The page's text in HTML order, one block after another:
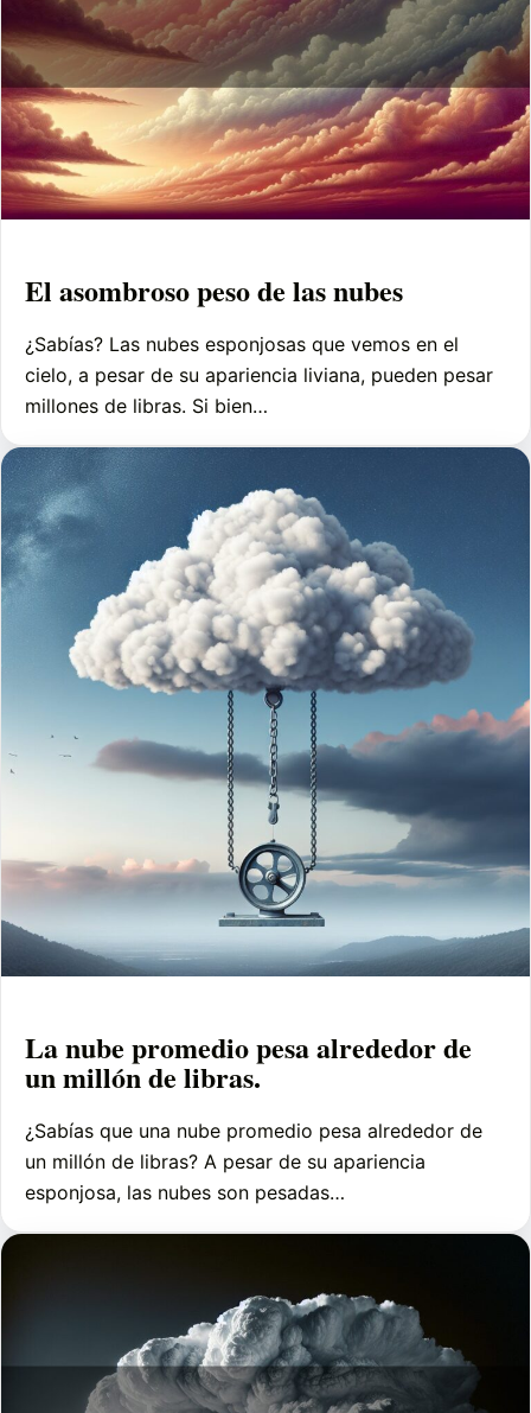
El asombroso peso de las nubes
¿Sabías? Las nubes esponjosas que vemos en el
cielo, a pesar de su apariencia liviana, pueden pesar
millones de libras. Si bien…
La nube promedio pesa alrededor de
un millón de libras.
¿Sabías que una nube promedio pesa alrededor de
un millón de libras? A pesar de su apariencia
esponjosa, las nubes son pesadas…